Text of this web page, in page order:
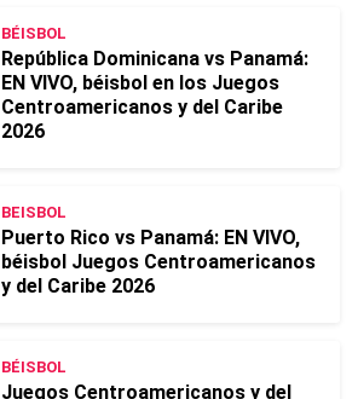
BÉISBOL
República Dominicana vs Panamá:
EN VIVO, béisbol en los Juegos
Centroamericanos y del Caribe
2026
BEISBOL
Puerto Rico vs Panamá: EN VIVO,
béisbol Juegos Centroamericanos
y del Caribe 2026
BÉISBOL
Juegos Centroamericanos y del